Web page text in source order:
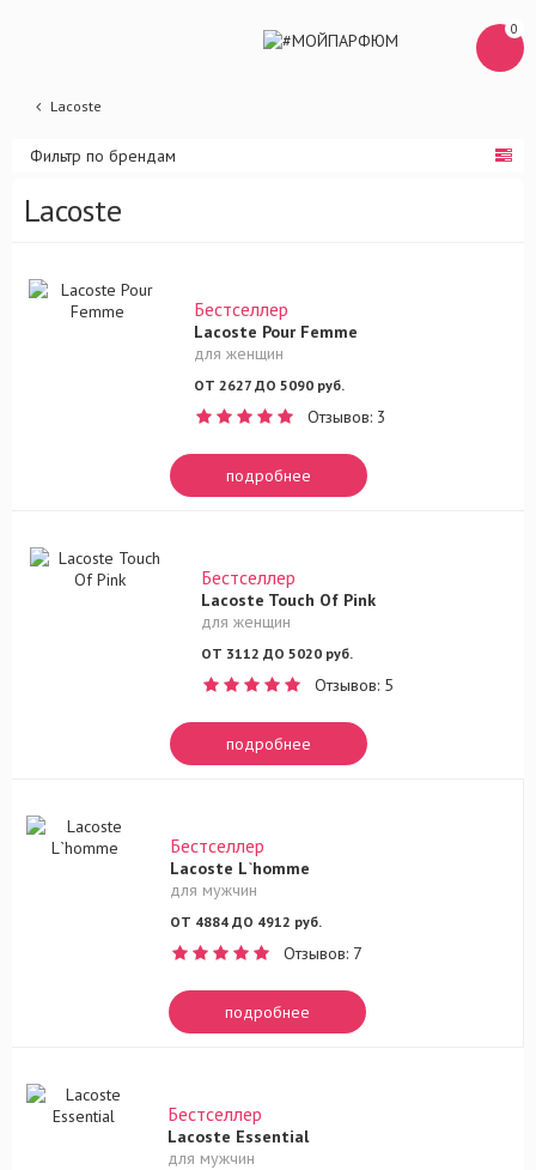
0
Lacoste
Фильтр по брендам
Lacoste
Бестселлер
Lacoste Pour Femme
для женщин
ОТ 2627 ДО 5090 руб.
Отзывов: 3
подробнее
Бестселлер
Lacoste Touch Of Pink
для женщин
ОТ 3112 ДО 5020 руб.
Отзывов: 5
подробнее
Бестселлер
Lacoste L`homme
для мужчин
ОТ 4884 ДО 4912 руб.
Отзывов: 7
подробнее
Бестселлер
Lacoste Essential
для мужчин